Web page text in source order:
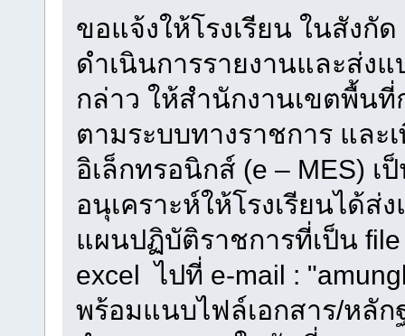
ขอแจ้งให้โรงเรียน ในสังกั
ดำเนินการรายงานและส่ง
กล่าว ให้สำนักงานเขตพื้นที่
ตามระบบทางราชการ และ
อิเล็กทรอนิกส์ (e – MES)
อนุเคราะห์ให้โรงเรียนได้
แผนปฏิบัติราชการที่เป็น
excel ไปที่ e-mail :
พร้อมแนบไฟล์เอกสาร/หลั